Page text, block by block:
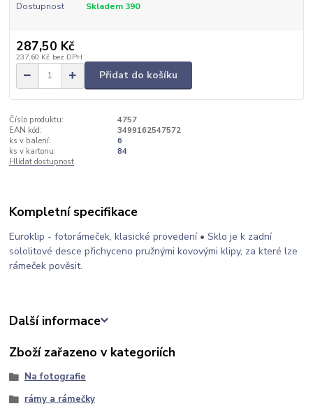
Dostupnost Skladem 390
287,50 Kč
237,60 Kč bez DPH
Přidat do košíku
Číslo produktu:
4757
EAN kód:
3499162547572
ks v balení:
6
ks v kartonu:
84
Hlídat dostupnost
Kompletní specifikace
Euroklip - fotorámeček, klasické provedení • Sklo je k zadní
sololitové desce přichyceno pružnými kovovými klipy, za které lze
rámeček pověsit.
Další informace
Zboží zařazeno v kategoriích
Na fotografie
rámy a rámečky